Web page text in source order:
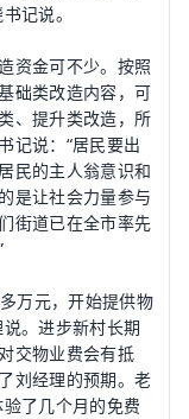
记说。
金可不少。按照
础类改造内容，可
、提升类改造，所
记说：“居民要出
民的主人翁意识和
是让社会力量参与
街道已在全市率先
万元，开始提供物
。进步新村长期
交物业费会有抵
刘经理的预期。老
了几个月的免费